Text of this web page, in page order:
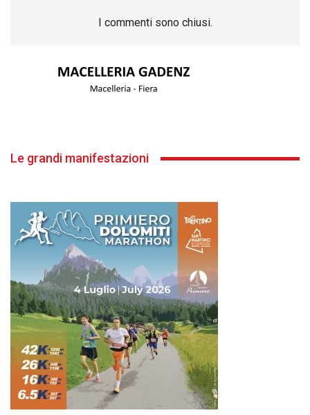
I commenti sono chiusi.
Le grandi manifestazioni